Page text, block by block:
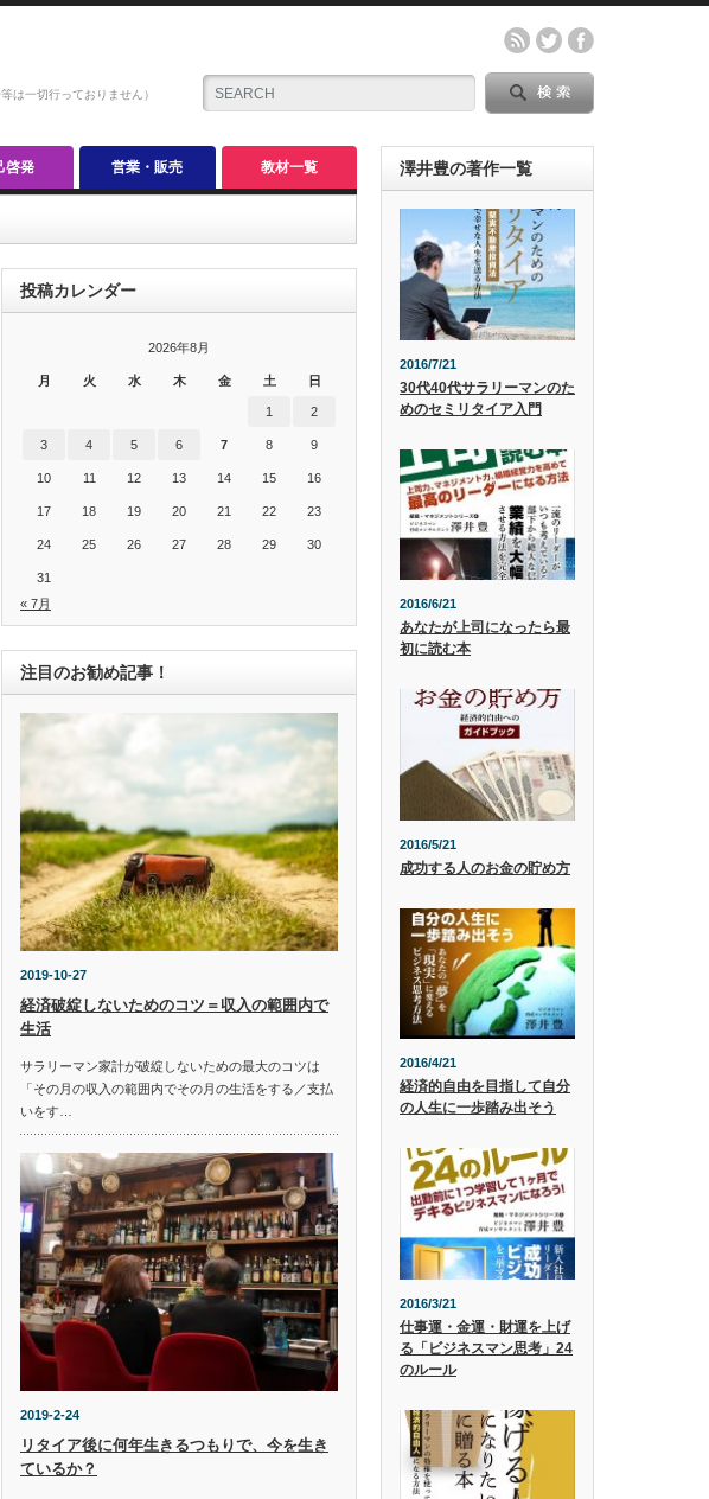
は一切行っておりません）
啓発 営業・販売 教材一覧
投稿カレンダー
2026年8月
月 火 水 木 金 土 日
1 2
3 4 5 6 7 8 9
10 11 12 13 14 15 16
17 18 19 20 21 22 23
24 25 26 27 28 29 30
31
« 7月
注目のお勧め記事！
2019-10-27
経済破綻しないためのコツ＝収入の範囲内で
生活
サラリーマン家計が破綻しないための最大のコツは
「その月の収入の範囲内でその月の生活をする／支払
いをす…
2019-2-24
リタイア後に何年生きるつもりで、今を生き
ているか？
澤井豊の著作一覧
2016/7/21
30代40代サラリーマンのた
めのセミリタイア入門
2016/6/21
あなたが上司になったら最
初に読む本
2016/5/21
成功する人のお金の貯め方
2016/4/21
経済的自由を目指して自分
の人生に一歩踏み出そう
2016/3/21
仕事運・金運・財運を上げ
る「ビジネスマン思考」24
のルール